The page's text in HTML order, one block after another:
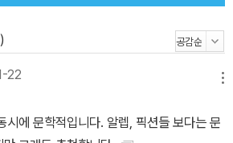
22
시에 문학적입니다. 알렙, 픽션들 보다는 문